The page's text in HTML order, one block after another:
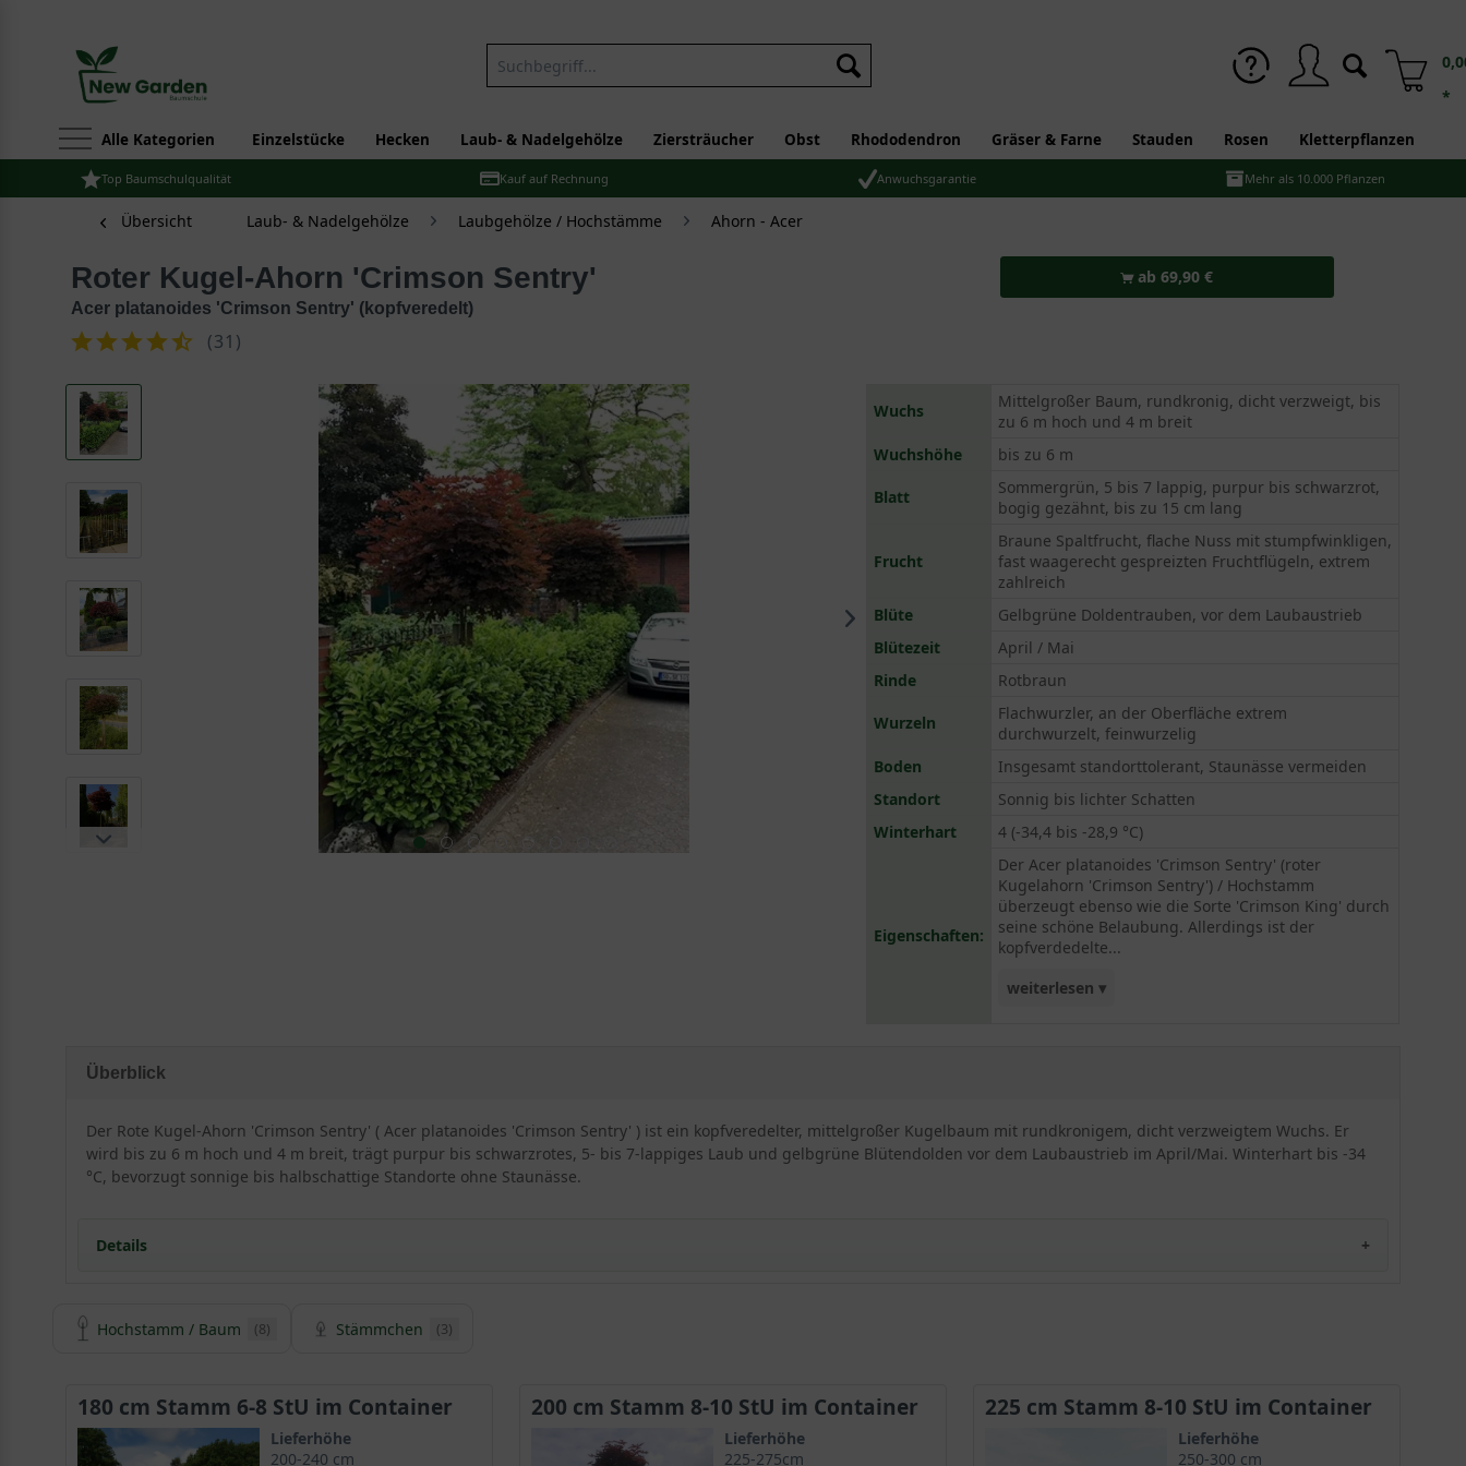
*
Alle Kategorien Einzelstücke Hecken Laub- & Nadelgehölze Ziersträucher Obst Rhododendron Gräser & Farne Stauden Rosen Kletterpflanzen
Top Baumschulqualität Kauf auf Rechnung Anwuchsgarantie Mehr als 10.000 Pflanzen
Übersicht Laub- & Nadelgehölze Laubgehölze / Hochstämme Ahorn - Acer
Roter Kugel-Ahorn 'Crimson Sentry'
Acer platanoides 'Crimson Sentry' (kopfveredelt)
(31 )
ab 69,90 €
Wuchs
Mittelgroßer Baum, rundkronig, dicht verzweigt, bis
zu 6 m hoch und 4 m breit
Wuchshöhe
bis zu 6 m
Blatt
Sommergrün, 5 bis 7 lappig, purpur bis schwarzrot,
bogig gezähnt, bis zu 15 cm lang
Frucht
Braune Spaltfrucht, flache Nuss mit stumpfwinkligen,
fast waagerecht gespreizten Fruchtflügeln, extrem
zahlreich
Blüte
Gelbgrüne Doldentrauben, vor dem Laubaustrieb
Blütezeit
April / Mai
Rinde
Rotbraun
Wurzeln
Flachwurzler, an der Oberfläche extrem
durchwurzelt, feinwurzelig
Boden
Insgesamt standorttolerant, Staunässe vermeiden
Standort
Sonnig bis lichter Schatten
Winterhart
4 (-34,4 bis -28,9 °C)
Eigenschaften:
Der Acer platanoides 'Crimson Sentry' (roter
Kugelahorn 'Crimson Sentry') / Hochstamm
überzeugt ebenso wie die Sorte 'Crimson King' durch
seine schöne Belaubung. Allerdings ist der
kopfverdedelte...
weiterlesen ▾
Überblick
Der Rote Kugel-Ahorn 'Crimson Sentry' ( Acer platanoides 'Crimson Sentry' ) ist ein kopfveredelter, mittelgroßer Kugelbaum mit rundkronigem, dicht verzweigtem Wuchs. Er
wird bis zu 6 m hoch und 4 m breit, trägt purpur bis schwarzrotes, 5- bis 7-lappiges Laub und gelbgrüne Blütendolden vor dem Laubaustrieb im April/Mai. Winterhart bis -34
°C, bevorzugt sonnige bis halbschattige Standorte ohne Staunässe.
Details
Züchtung mit kugelförmig wachsender Baumkrone
Der Acer platanoides kann sehr alt werden
Kugelbaum mit geringer Endhöhe von circa 6 Metern
Anmutige Optik durch runde Kronenform und dicht verzweigte Aststruktur
Hochstamm / Baum (8) Stämmchen (3)
180 cm Stamm 6-8 StU im Container
Lieferhöhe
200-240 cm
200 cm Stamm 8-10 StU im Container
Lieferhöhe
225-275cm
225 cm Stamm 8-10 StU im Container
Lieferhöhe
250-300 cm